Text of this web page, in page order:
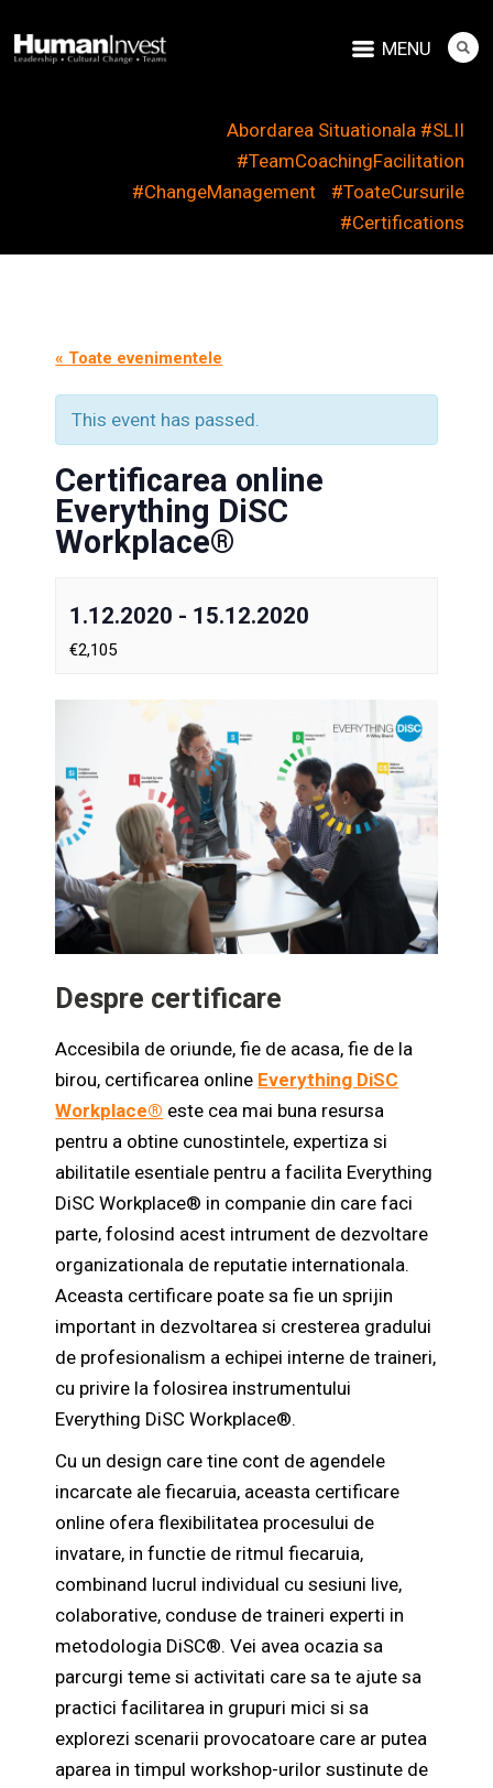
MENU
Abordarea Situationala #SLII
#TeamCoachingFacilitation
#ChangeManagement
#ToateCursurile
#Certifications
« Toate evenimentele
This event has passed.
Certificarea online
Everything DiSC
Workplace®
1.12.2020 - 15.12.2020
€2,105
Despre certificare
Accesibila de oriunde, fie de acasa, fie de la
birou, certificarea online Everything DiSC
Workplace® este cea mai buna resursa
pentru a obtine cunostintele, expertiza si
abilitatile esentiale pentru a facilita Everything
DiSC Workplace® in companie din care faci
parte, folosind acest intrument de dezvoltare
organizationala de reputatie internationala.
Aceasta certificare poate sa fie un sprijin
important in dezvoltarea si cresterea gradului
de profesionalism a echipei interne de traineri,
cu privire la folosirea instrumentului
Everything DiSC Workplace®.
Cu un design care tine cont de agendele
incarcate ale fiecaruia, aceasta certificare
online ofera flexibilitatea procesului de
invatare, in functie de ritmul fiecaruia,
combinand lucrul individual cu sesiuni live,
colaborative, conduse de traineri experti in
metodologia DiSC®. Vei avea ocazia sa
parcurgi teme si activitati care sa te ajute sa
practici facilitarea in grupuri mici si sa
explorezi scenarii provocatoare care ar putea
aparea in timpul workshop-urilor sustinute de